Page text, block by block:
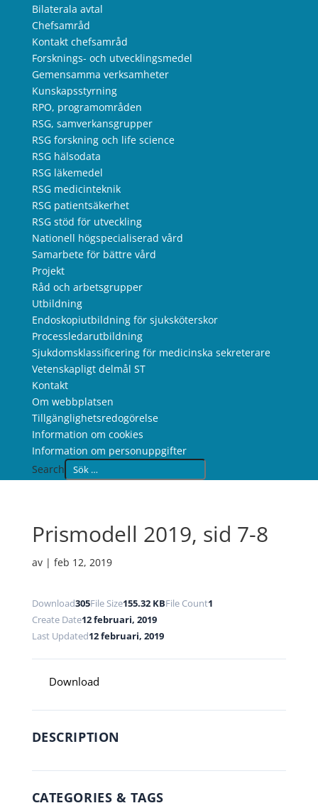
Bilaterala avtal
Chefsamråd
Kontakt chefsamråd
Forsknings- och utvecklingsmedel
Gemensamma verksamheter
Kunskapsstyrning
RPO, programområden
RSG, samverkansgrupper
RSG forskning och life science
RSG hälsodata
RSG läkemedel
RSG medicinteknik
RSG patientsäkerhet
RSG stöd för utveckling
Nationell högspecialiserad vård
Samarbete för bättre vård
Projekt
Råd och arbetsgrupper
Utbildning
Endoskopiutbildning för sjuksköterskor
Processledarutbildning
Sjukdomsklassificering för medicinska sekreterare
Vetenskapligt delmål ST
Kontakt
Om webbplatsen
Tillgänglighetsredogörelse
Information om cookies
Information om personuppgifter
Search
Prismodell 2019, sid 7-8
av | feb 12, 2019
Download305File Size155.32 KBFile Count1
Create Date12 februari, 2019
Last Updated12 februari, 2019
Download
DESCRIPTION
CATEGORIES & TAGS